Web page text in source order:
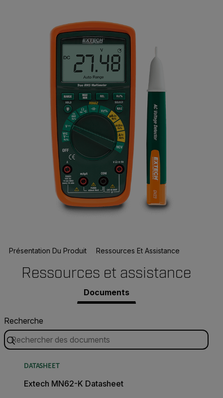
Présentation Du Produit Ressources Et Assistance
Ressources et assistance
Documents
Recherche
DATASHEET
Extech MN62-K Datasheet